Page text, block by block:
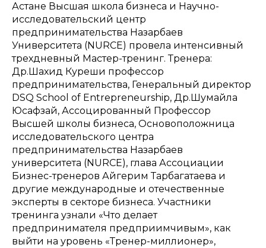
Астане Высшая школа бизнеса и Научно-
исследовательский центр
предпринимательства Назарбаев
Университета (NURCE) провела интенсивный
трехдневный Мастер-тренинг. Тренера:
Др.Шахид Куреши профессор
предпринимательства, Генеральный директор
DSQ School of Entrepreneurship, Др.Шумайла
Юсафзай, Ассоцированный Профессор
Высшей школы бизнеса, Основоположница
исследовательского центра
предпринимательства Назарбаев
университета (NURCE), глава Ассоциации
Бизнес-тренеров Айгерим Тарбагатаева и
другие международные и отечественные
эксперты в секторе бизнеса. Участники
тренинга узнали «Что делает
предпринимателя предприимчивым», как
выйти на уровень «Тренер-миллионер»,